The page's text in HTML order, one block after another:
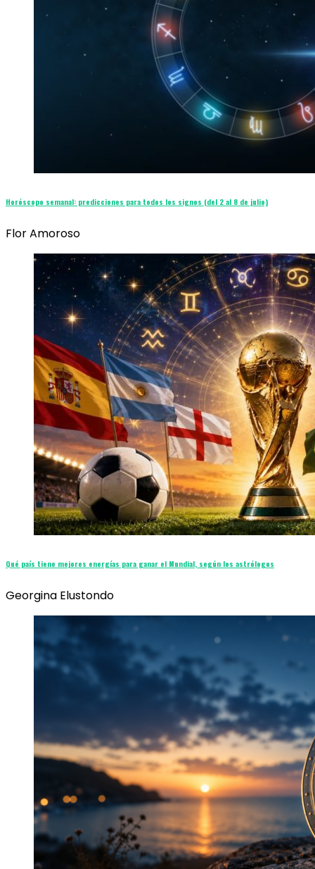
Horóscopo semanal: predicciones para todos los signos (del 2 al 8 de julio)
Flor Amoroso
Qué país tiene mejores energías para ganar el Mundial, según los astrólogos
Georgina Elustondo